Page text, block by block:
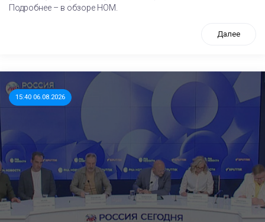
Подробнее – в обзоре НОМ.
Далее
15:40 06.08.2026